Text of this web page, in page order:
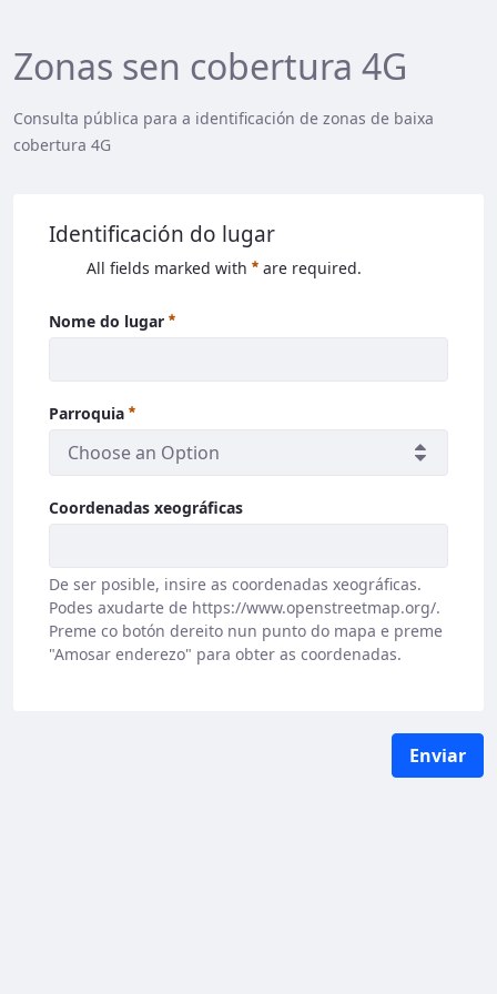
Zonas sen cobertura 4G
Consulta pública para a identificación de zonas de baixa
cobertura 4G
Identificación do lugar
All fields marked with are required.
Nome do lugar
Parroquia
Choose an Option
Coordenadas xeográficas
De ser posible, insire as coordenadas xeográficas.
Podes axudarte de https://www.openstreetmap.org/.
Preme co botón dereito nun punto do mapa e preme
"Amosar enderezo" para obter as coordenadas.
Enviar